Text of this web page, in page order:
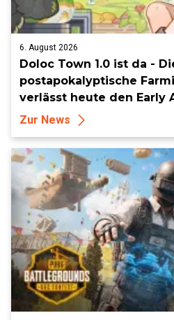
6. August 2026
Doloc Town 1.0 ist da -
postapokalyptische
verlässt heute den Early
Zur News